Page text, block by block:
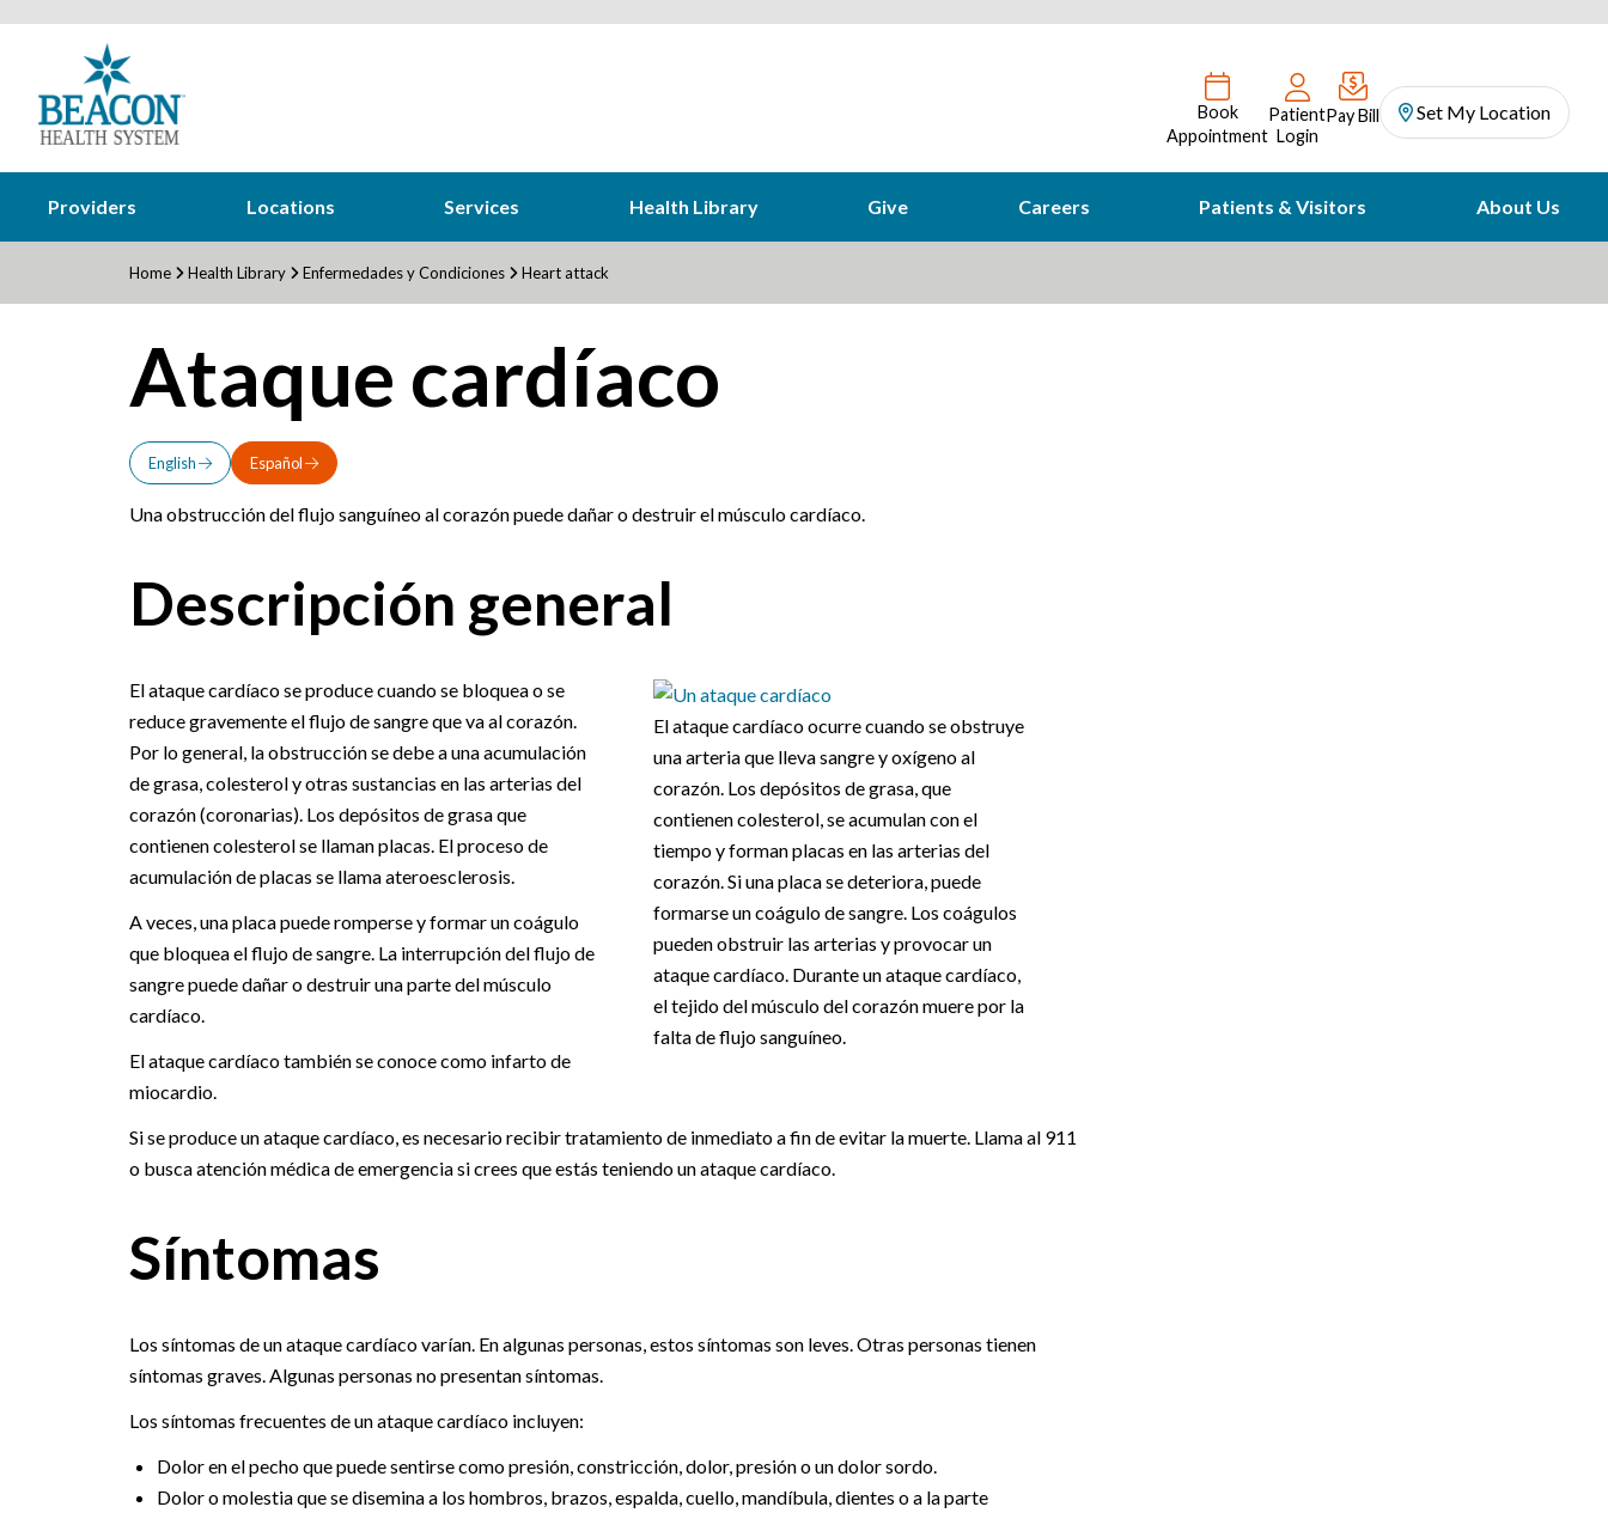
Book
Appointment
Patient
Login
Pay Bill Set My Location
Providers Locations Services Health Library Give Careers Patients & Visitors About Us
Home Health Library Enfermedades y Condiciones Heart attack
Ataque cardíaco
English Español
Una obstrucción del flujo sanguíneo al corazón puede dañar o destruir el músculo cardíaco.
Descripción general
El ataque cardíaco ocurre cuando se obstruye
una arteria que lleva sangre y oxígeno al
corazón. Los depósitos de grasa, que
contienen colesterol, se acumulan con el
tiempo y forman placas en las arterias del
corazón. Si una placa se deteriora, puede
formarse un coágulo de sangre. Los coágulos
pueden obstruir las arterias y provocar un
ataque cardíaco. Durante un ataque cardíaco,
el tejido del músculo del corazón muere por la
falta de flujo sanguíneo.
El ataque cardíaco se produce cuando se bloquea o se
reduce gravemente el flujo de sangre que va al corazón.
Por lo general, la obstrucción se debe a una acumulación
de grasa, colesterol y otras sustancias en las arterias del
corazón (coronarias). Los depósitos de grasa que
contienen colesterol se llaman placas. El proceso de
acumulación de placas se llama ateroesclerosis.
A veces, una placa puede romperse y formar un coágulo
que bloquea el flujo de sangre. La interrupción del flujo de
sangre puede dañar o destruir una parte del músculo
cardíaco.
El ataque cardíaco también se conoce como infarto de
miocardio.
Si se produce un ataque cardíaco, es necesario recibir tratamiento de inmediato a fin de evitar la muerte. Llama al 911
o busca atención médica de emergencia si crees que estás teniendo un ataque cardíaco.
Síntomas
Los síntomas de un ataque cardíaco varían. En algunas personas, estos síntomas son leves. Otras personas tienen
síntomas graves. Algunas personas no presentan síntomas.
Los síntomas frecuentes de un ataque cardíaco incluyen:
Dolor en el pecho que puede sentirse como presión, constricción, dolor, presión o un dolor sordo.
Dolor o molestia que se disemina a los hombros, brazos, espalda, cuello, mandíbula, dientes o a la parte